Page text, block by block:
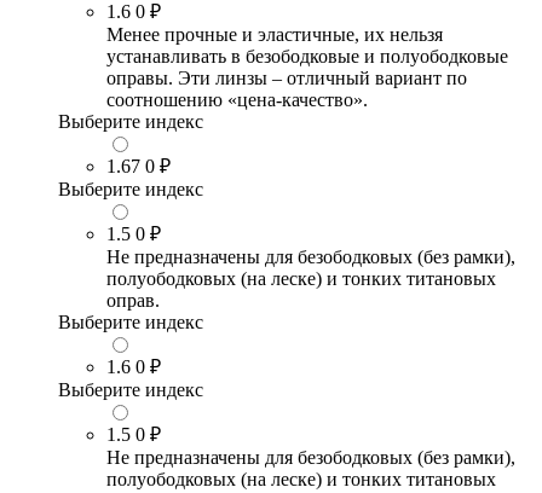
1.6 0 ₽
Менее прочные и эластичные, их нельзя
устанавливать в безободковые и полуободковые
оправы. Эти линзы – отличный вариант по
соотношению «цена-качество».
Выберите индекс
1.67 0 ₽
Выберите индекс
1.5 0 ₽
Не предназначены для безободковых (без рамки),
полуободковых (на леске) и тонких титановых
оправ.
Выберите индекс
1.6 0 ₽
Выберите индекс
1.5 0 ₽
Не предназначены для безободковых (без рамки),
полуободковых (на леске) и тонких титановых